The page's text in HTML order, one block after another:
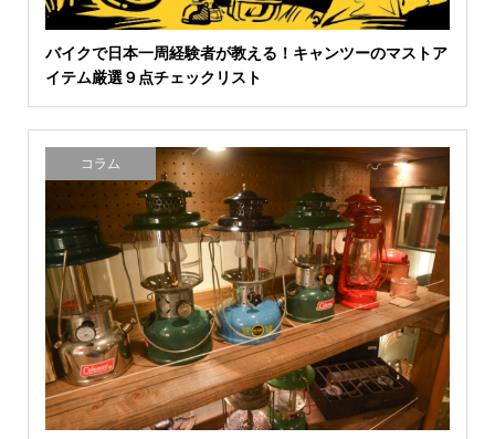
バイクで日本一周経験者が教える！キャンツーのマストア
イテム厳選９点チェックリスト
コラム